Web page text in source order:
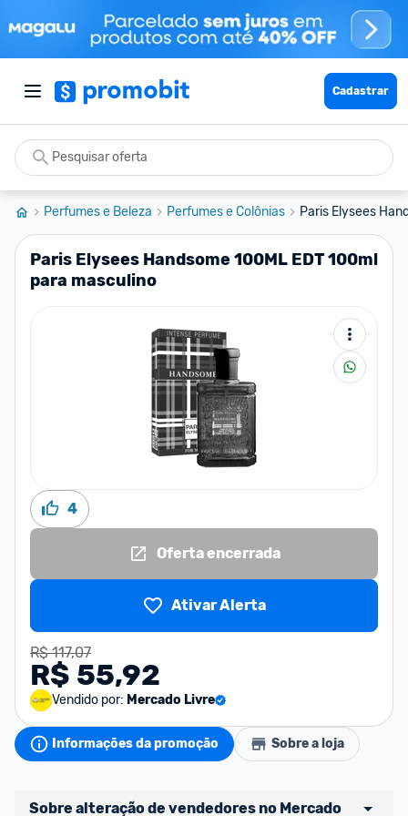
Cadastrar
Perfumes e Beleza Perfumes e Colônias Paris Elysees
Paris Elysees Handsome 100ML EDT 100ml
para masculino
4
Oferta encerrada
Ativar Alerta
R$ 117,07
R$ 55,92
Vendido por: Mercado Livre
Informações da promoção Sobre a loja
Sobre alteração de vendedores no Mercado